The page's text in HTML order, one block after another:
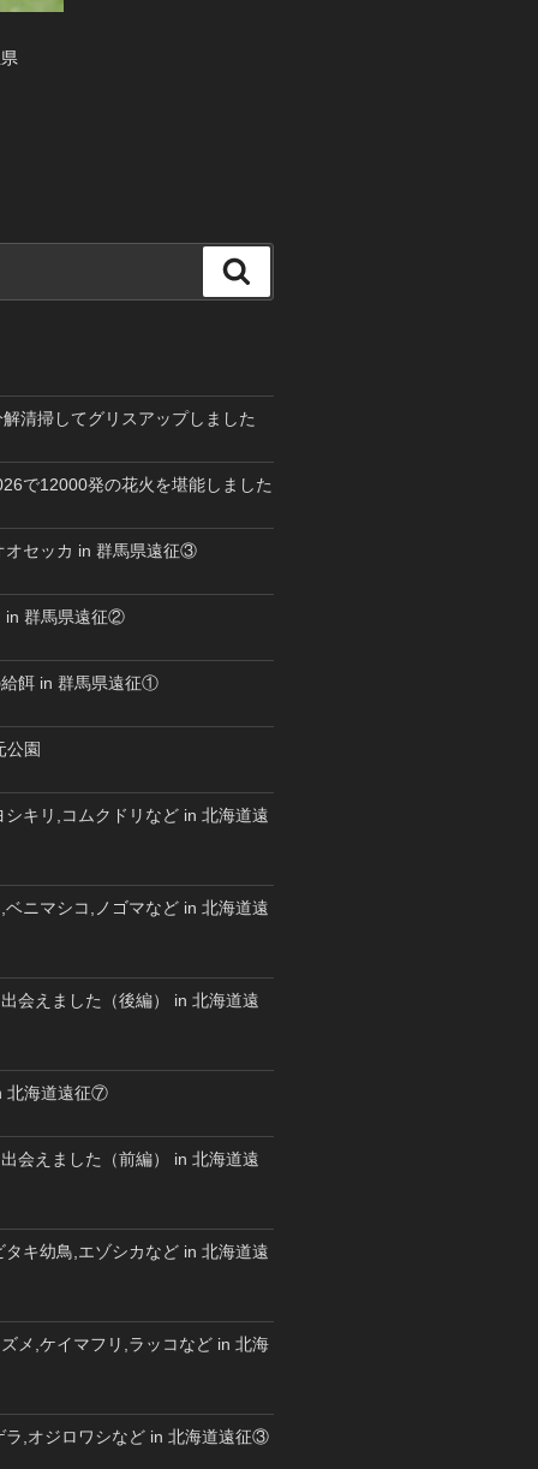
索
清掃してグリスアップしました
で12000発の花火を堪能しました
オセッカ in 群馬県遠征③
in 群馬県遠征②
餌 in 群馬県遠征①
公園
シキリ,コムクドリなど in 北海道遠
ベニマシコ,ノゴマなど in 北海道遠
会えました（後編） in 北海道遠
北海道遠征⑦
会えました（前編） in 北海道遠
タキ幼鳥,エゾシカなど in 北海道遠
メ,ケイマフリ,ラッコなど in 北海
ラ,オジロワシなど in 北海道遠征③